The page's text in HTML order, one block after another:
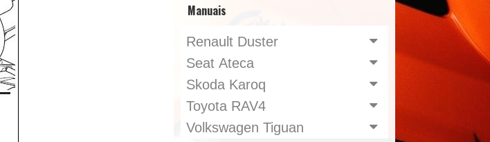
Manuais
Renault Duster
Seat Ateca
Skoda Karoq
Toyota RAV4
Volkswagen Tiguan